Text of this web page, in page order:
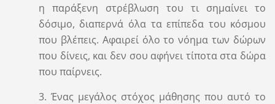
η παράξενη στρέβλωση του τι σημαίνει το
δόσιμο, διαπερνά όλα τα επίπεδα του κόσμου
που βλέπεις. Αφαιρεί όλο το νόημα των δώρων
που δίνεις, και δεν σου αφήνει τίποτα στα δώρα
που παίρνεις.
3. Ένας μεγάλος στόχος μάθησης που αυτό το